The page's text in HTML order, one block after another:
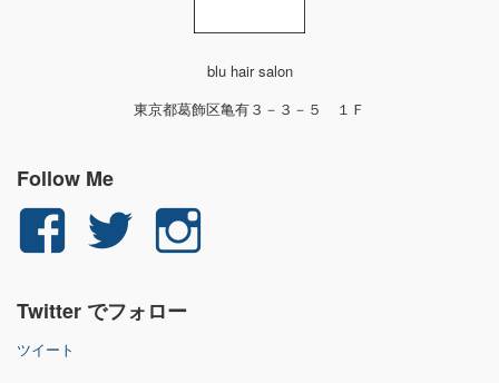
blu hair salon
東京都葛飾区亀有３－３－５ １Ｆ
Follow Me
yuichi.fujita.351
ん
yu_1_fjt
ん
Twitter でフォロー
ツイート